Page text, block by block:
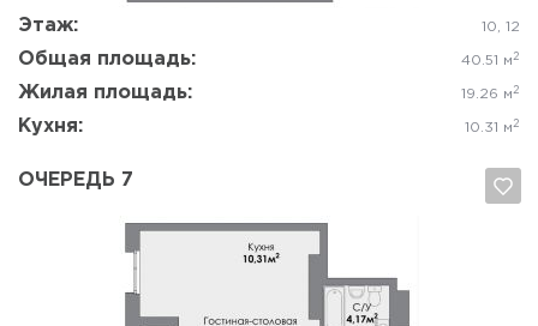
Этаж: 10, 12
Общая площадь: 40.51 м 2
Жилая площадь: 19.26 м 2
Кухня: 10.31 м 2
ОЧЕРЕДЬ 7